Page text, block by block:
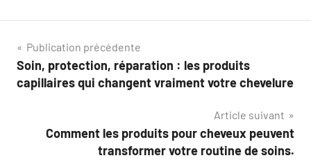
Navigation
de
Publication précédente
Soin, protection, réparation : les produits
capillaires qui changent vraiment votre chevelure
Article suivant
Comment les produits pour cheveux peuvent
transformer votre routine de soins.